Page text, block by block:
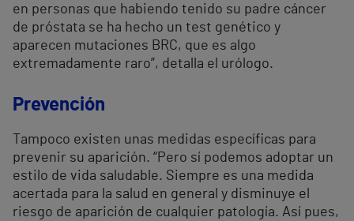
en personas que habiendo tenido su padre cáncer
de próstata se ha hecho un test genético y
aparecen mutaciones BRC, que es algo
extremadamente raro”, detalla el urólogo.
Prevención
Tampoco existen unas medidas específicas para
prevenir su aparición. “Pero sí podemos adoptar un
estilo de vida saludable. Siempre es una medida
acertada para la salud en general y disminuye el
riesgo de aparición de cualquier patología. Así pues,